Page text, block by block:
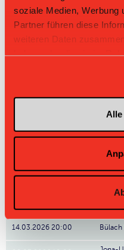
soziale Medien, Werbung
Partner führen diese
weiteren Daten
Alle
9
13
Direktbegegnungen
14.03.2026 20:00 Bülach